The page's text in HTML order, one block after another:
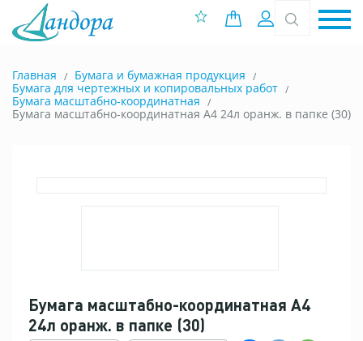
0 позиций
Вход
Главная
Бумага и бумажная продукция
Бумага для чертежных и копировальных работ
Бумага масштабно-координатная
Бумага масштабно-координатная A4 24л оранж. в папке (30)
Бумага масштабно-координатная A4
24л оранж. в папке (30)